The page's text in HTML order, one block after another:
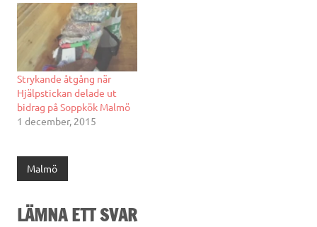
Strykande åtgång när
Hjälpstickan delade ut
bidrag på Soppkök Malmö
1 december, 2015
Malmö
LÄMNA ETT SVAR